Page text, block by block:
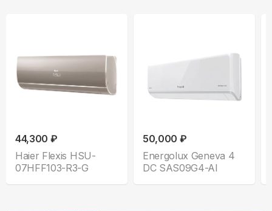
44,300 ₽
Haier Flexis HSU-
07HFF103-R3-G
50,000 ₽
Energolux Geneva 4
DC SAS09G4-AI